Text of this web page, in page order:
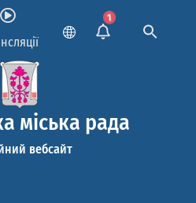
1
міська рада
вебсайт